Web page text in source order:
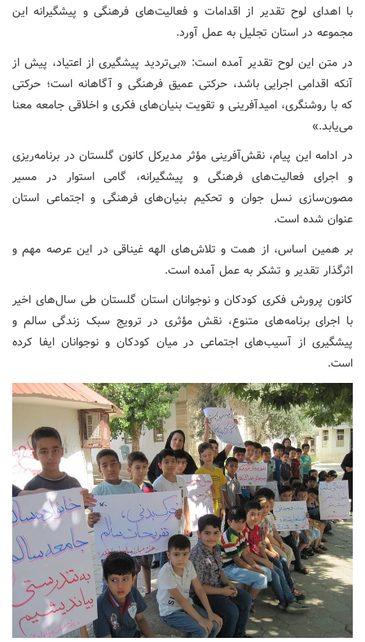
با اهدای لوح تقدیر از اقدامات و فعالیت‌های فرهنگی و پیشگیرانه این
مجموعه در استان تجلیل به عمل آورد.
در متن این لوح تقدیر آمده است: «بی‌تردید پیشگیری از اعتیاد، پیش از
آنکه اقدامی اجرایی باشد، حرکتی عمیق فرهنگی و آگاهانه است؛ حرکتی
که با روشنگری، امیدآفرینی و تقویت بنیان‌های فکری و اخلاقی جامعه معنا
می‌یابد.»
در ادامه این پیام، نقش‌آفرینی مؤثر مدیرکل کانون گلستان در برنامه‌ریزی
و اجرای فعالیت‌های فرهنگی و پیشگیرانه، گامی استوار در مسیر
مصون‌سازی نسل جوان و تحکیم بنیان‌های فرهنگی و اجتماعی استان
عنوان شده است.
بر همین اساس، از همت و تلاش‌های الهه غیناقی در این عرصه مهم و
اثرگذار تقدیر و تشکر به عمل آمده است.
کانون پرورش فکری کودکان و نوجوانان استان گلستان طی سال‌های اخیر
با اجرای برنامه‌های متنوع، نقش مؤثری در ترویج سبک زندگی سالم و
پیشگیری از آسیب‌های اجتماعی در میان کودکان و نوجوانان ایفا کرده
است.